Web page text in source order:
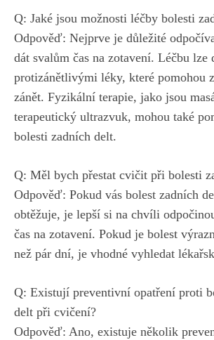
Q: Jaké jsou možnosti léčby bolesti
Odpověď: Nejprve je důležité
dát svalům čas na zotavení. Léčbu lze
protizánětlivými léky, které pomohou
zánět. Fyzikální terapie, jako jsou
terapeutický ultrazvuk, mohou také
bolesti zadních delt.
Q: Měl bych přestat cvičit při bolesti
Odpověď: Pokud vás bolest zadních
obtěžuje, je lepší si na chvíli
čas na zotavení. Pokud je bolest
než pár dní, je vhodné vyhledat
Q: Existují preventivní opatření proti
delt při cvičení?
Odpověď: Ano, existuje několik